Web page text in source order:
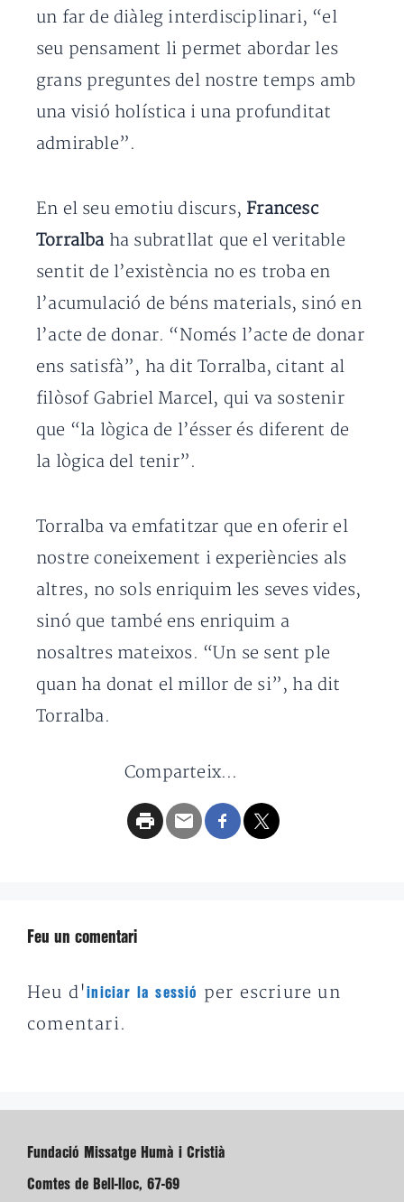
un far de diàleg interdisciplinari, “el
seu pensament li permet abordar les
grans preguntes del nostre temps amb
una visió holística i una profunditat
admirable”.
En el seu emotiu discurs, Francesc
Torralbaha subratllat que el veritable
sentit de l’existència no es troba en
l’acumulació de béns materials, sinó en
l’acte de donar. “Només l’acte de donar
ens satisfà”, ha dit Torralba, citant al
filòsof Gabriel Marcel, qui va sostenir
que “la lògica de l’ésser és diferent de
la lògica del tenir”.
Torralba va emfatitzar que en oferir el
nostre coneixement i experiències als
altres, no sols enriquim les seves vides,
sinó que també ens enriquim a
nosaltres mateixos. “Un se sent ple
quan ha donat el millor de si”, ha dit
Torralba.
Comparteix...
Feu un comentari
Heu d'iniciar la sessió
per escriure un
comentari.
Fundació Missatge Humà i Cristià
Comtes de Bell-lloc, 67-69